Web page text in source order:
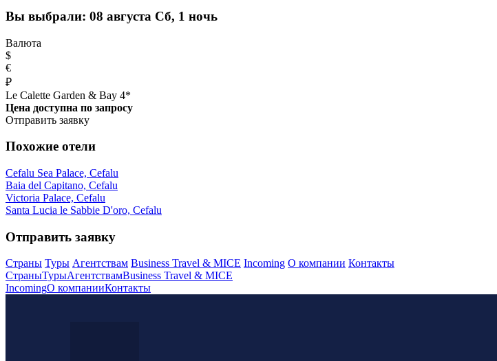
Вы выбрали: 08 августа Сб, 1 ночь
Валюта
$
€
₽
Le Calette Garden & Bay 4*
Цена доступна по запросу
Отправить заявку
Похожие отели
Cefalu Sea Palace, Cefalu
Baia del Capitano, Cefalu
Victoria Palace, Cefalu
Santa Lucia le Sabbie D'oro, Cefalu
Отправить заявку
Страны Туры Агентствам Business Travel & MICE Incoming О компании Контакты
СтраныТурыАгентствамBusiness Travel & MICE
IncomingО компанииКонтакты